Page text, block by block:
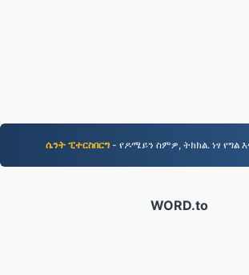
ሴንት ፒተርስበርግ- የዶሜይን ስምዎ, ትክክል. ነፃ የግል
WORD.to